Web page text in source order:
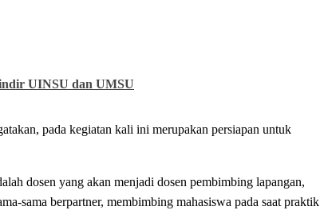
UINSU dan UMSU
pada kegiatan kali ini merupakan persiapan untuk
dosen yang akan menjadi dosen pembimbing lapangan,
sama berpartner, membimbing mahasiswa pada saat praktik